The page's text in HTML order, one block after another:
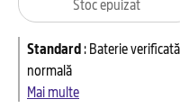
Standard:Baterie
normală
Mai multe